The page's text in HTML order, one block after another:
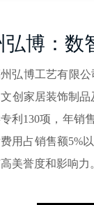
弘博：数
弘博工艺有限
创家居装饰制
利130项，年销
用占销售额5%
美誉度和影响力